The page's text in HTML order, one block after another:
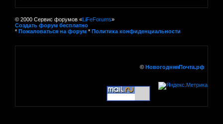
© 2000 Сервис форумов «LiFeForums»
Создать форум бесплатно
* Пожаловаться на форум * Политика конфиденциальности
© НовогодняяПочта.рф